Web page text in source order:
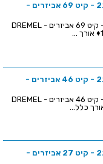
משחזת ציר חשמלית 220V - קיט 69 אביזרים -
משחזת ציר חשמלית 220V - קיט 69 אביזרים - DREMEL
משחזת ציר חשמלית 220V - קיט 46 אביזרים -
משחזת ציר חשמלית 220V - קיט 46 אביזרים - DREMEL
משחזת ציר חשמלית 220V - קיט 27 אביזרים -